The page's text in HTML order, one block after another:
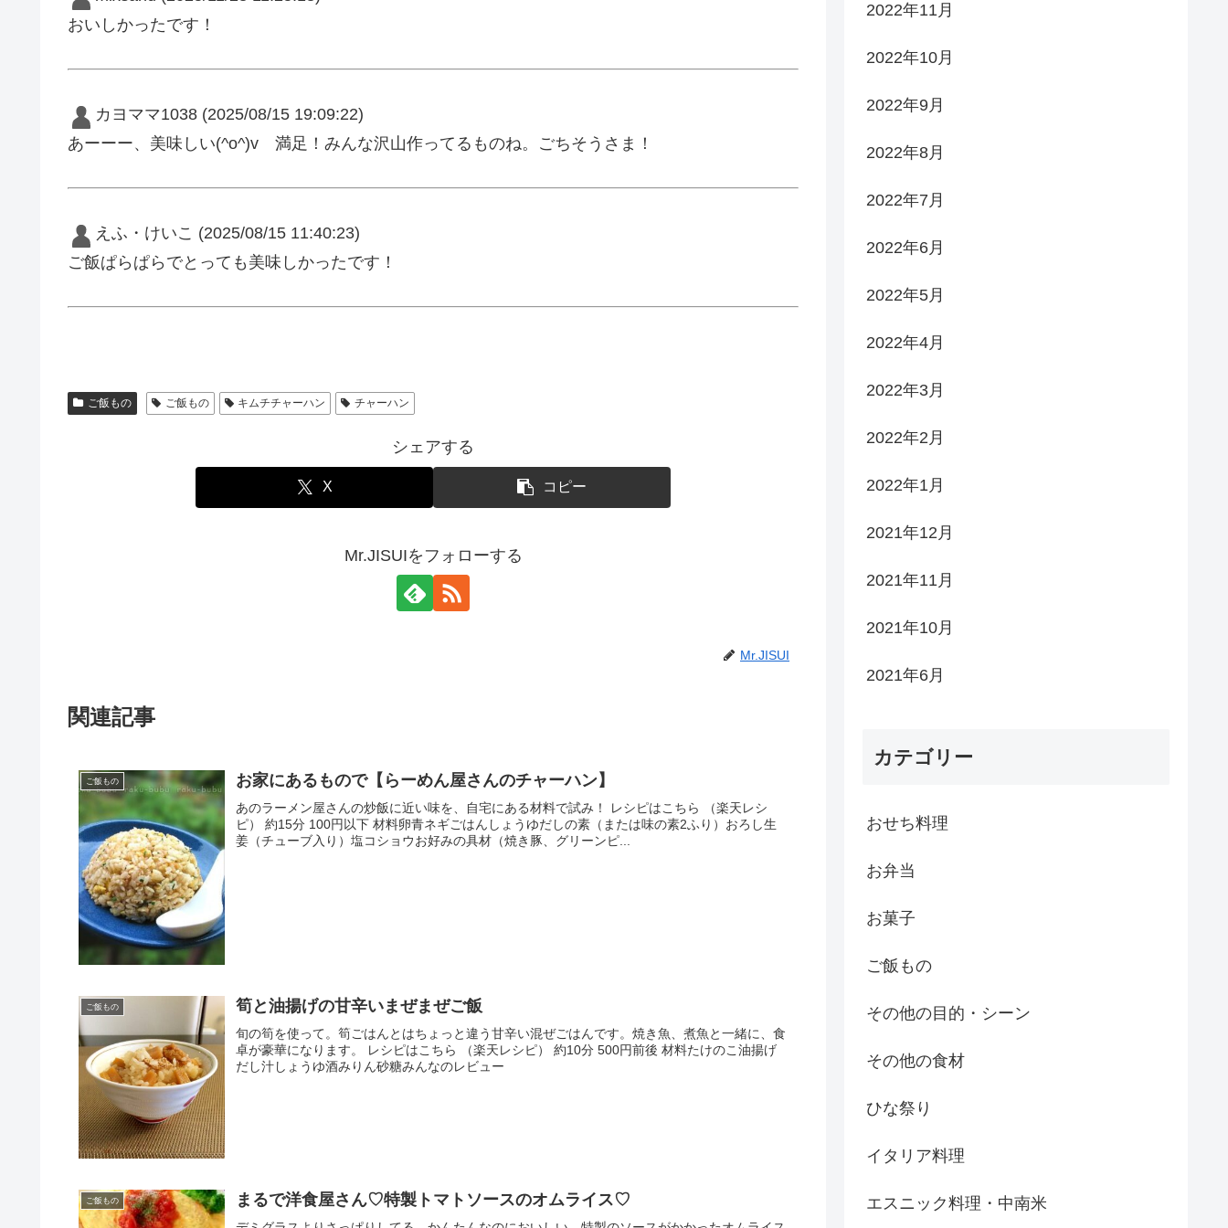
おいしかったです！
カヨママ1038 (2025/08/15 19:09:22)
あーーー、美味しい(^o^)v 満足！みんな沢山作ってるものね。ごちそうさま！
えふ・けいこ (2025/08/15 11:40:23)
ご飯ぱらぱらでとっても美味しかったです！
ご飯もの ご飯もの キムチチャーハン チャーハン
シェアする
X コピー
Mr.JISUIをフォローする
Mr.JISUI
関連記事
ご飯もの お家にあるもので【らーめん屋さんのチャーハン】
あのラーメン屋さんの炒飯に近い味を、自宅にある材料で試み！ レシピはこちら （楽天レシ
ピ） 約15分 100円以下 材料卵青ネギごはんしょうゆだしの素（または味の素2ふり）おろし生
姜（チューブ入り）塩コショウお好みの具材（焼き豚、グリーンピ...
ご飯もの 筍と油揚げの甘辛いまぜまぜご飯
旬の筍を使って。筍ごはんとはちょっと違う甘辛い混ぜごはんです。焼き魚、煮魚と一緒に、食
卓が豪華になります。 レシピはこちら （楽天レシピ） 約10分 500円前後 材料たけのこ油揚げ
だし汁しょうゆ酒みりん砂糖みんなのレビュー
ご飯もの まるで洋食屋さん♡特製トマトソースのオムライス♡
2022年11月
2022年10月
2022年9月
2022年8月
2022年7月
2022年6月
2022年5月
2022年4月
2022年3月
2022年2月
2022年1月
2021年12月
2021年11月
2021年10月
2021年6月
カテゴリー
おせち料理
お弁当
お菓子
ご飯もの
その他の目的・シーン
その他の食材
ひな祭り
イタリア料理
エスニック料理・中南米